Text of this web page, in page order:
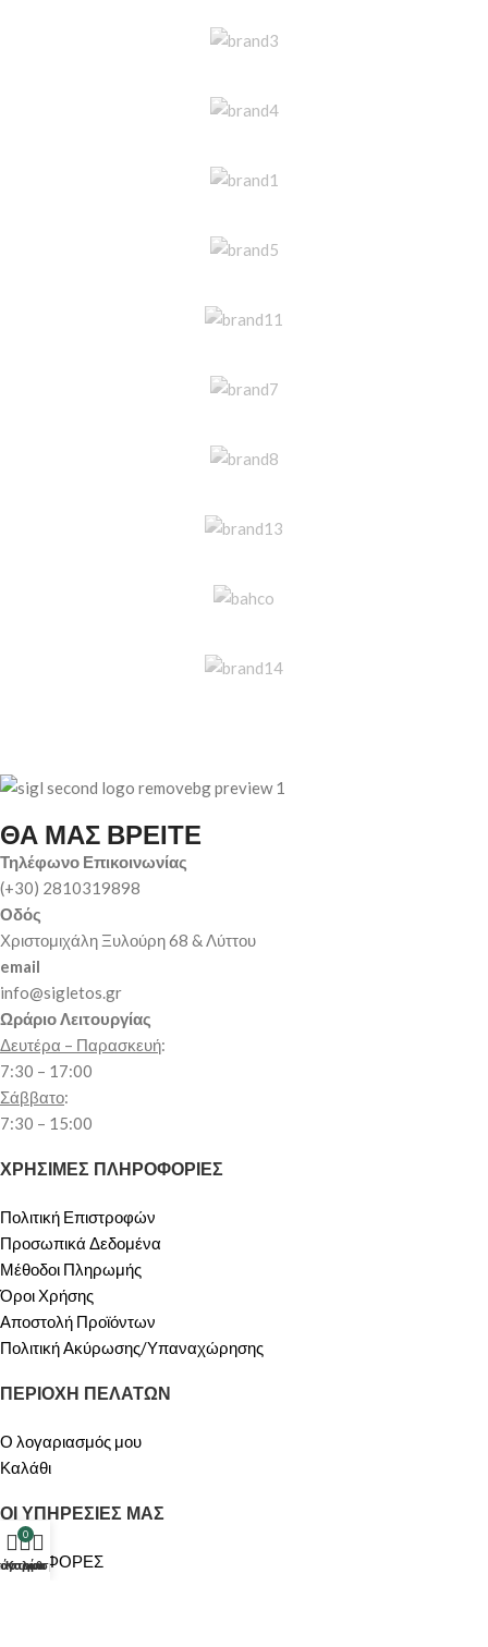
ΘΑ ΜΑΣ ΒΡΕΙΤΕ
Τηλέφωνο Επικοινωνίας
(+30) 2810319898
Οδός
Χριστομιχάλη Ξυλούρη 68 & Λύττου
email
info@sigletos.gr
Ωράριο Λειτουργίας
Δευτέρα – Παρασκευή:
7:30 – 17:00
Σάββατο:
7:30 – 15:00
ΧΡΗΣΙΜΕΣ ΠΛΗΡΟΦΟΡΙΕΣ
Πολιτική Επιστροφών
Προσωπικά Δεδομένα
Μέθοδοι Πληρωμής
Όροι Χρήσης
Αποστολή Προϊόντων
Πολιτική Ακύρωσης/Υπαναχώρησης
ΠΕΡΙΟΧΗ ΠΕΛΑΤΩΝ
Ο λογαριασμός μου
Καλάθι
ΟΙ ΥΠΗΡΕΣΙΕΣ ΜΑΣ
ΠΡΟΣΦΟΡΕΣ
0
Καλάθι μου